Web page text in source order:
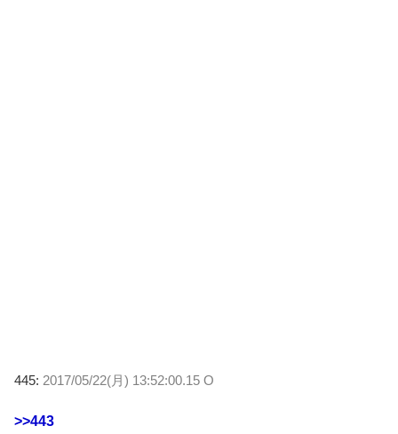
445: 2017/05/22(月) 13:52:00.15 O
>>443